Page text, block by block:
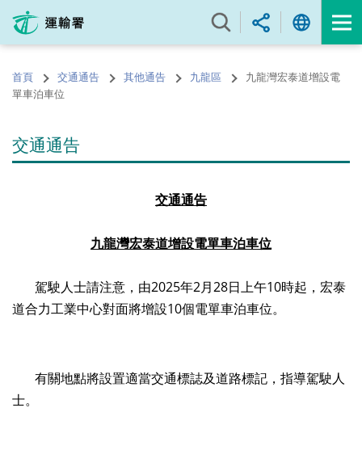
內
的
開
首頁 交通通告 其他通告 九龍區
九龍灣宏泰道增設電
單車泊車位
交通通告
交通通告
九龍灣宏泰道增設電單車泊車位
駕駛人士請注意，由2025年2月28日上午10時起，宏泰
道合力工業中心對面將增設10個電單車泊車位。
有關地點將設置適當交通標誌及道路標記，指導駕駛人
士。